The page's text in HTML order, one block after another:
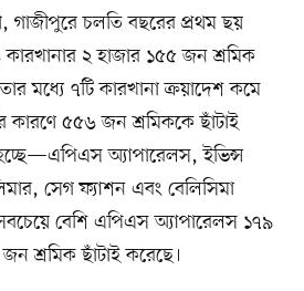
গাজীপুরে চলতি বছরের প্রথম ছয়
২ হাজার ১৫৫ জন শ্রমিক
মধ্যে ৭টি কারখানা ক্রয়াদেশ কমে
কারণে ৫৫৬ জন শ্রমিককে ছাঁটাই
অ্যাপারেলস, ইভিন্স
সেগ ফ্যাশন এবং বেলিসিমা
বেশি এপিএস অ্যাপারেলস ১৭৯
শ্রমিক ছাঁটাই করেছে।